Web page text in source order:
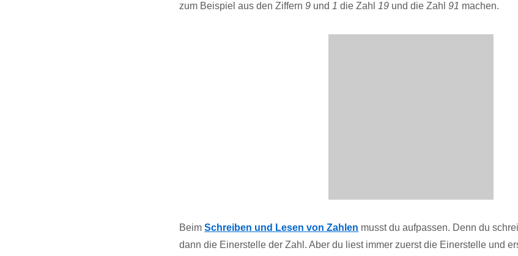
zum Beispiel aus den Ziffern9 und 1 die Zahl 19 und die Zahl91 machen.
BeimSchreiben und Lesen von Zahlen musst du aufpassen. Denn du
dann die Einerstelle der Zahl. Aber du liest immer zuerst die Einerstelle und